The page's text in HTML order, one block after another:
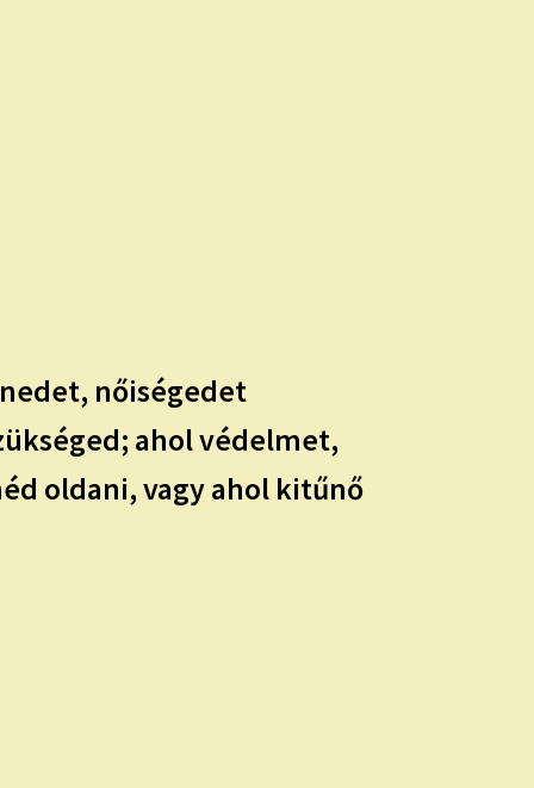
nőiségedet
ahol védelmet,
oldani, vagy ahol kitűnő